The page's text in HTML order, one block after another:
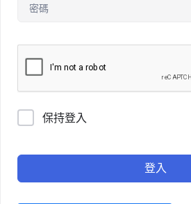
保持登入
登入